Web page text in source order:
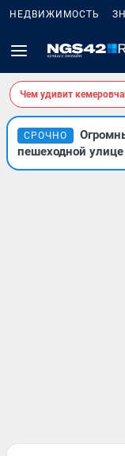
НЕДВИЖИМОСТЬ
Чем удивит
СРОЧНО
пешеходной